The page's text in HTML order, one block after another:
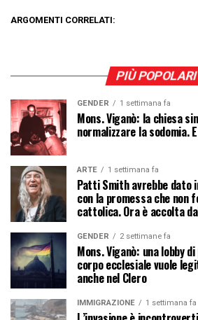
ARGOMENTI CORRELATI:
PIÙ POPOLARI
GENDER 1 settimana fa
Mons. Viganò: la chiesa
normalizzare la sodomia.
ARTE 1 settimana fa
Patti Smith avrebbe dato
con la promessa che non
cattolica. Ora è accolta
GENDER 2 settimane fa
Mons. Viganò: una lobby
corpo ecclesiale vuole
anche nel Clero
IMMIGRAZIONE 1 settimana fa